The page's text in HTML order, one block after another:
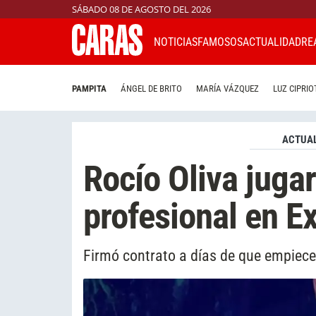
SÁBADO 08 DE AGOSTO DEL 2026
NOTICIASFAMOSOSACTUALIDAD
PAMPITA ÁNGEL DE BRITO MARÍA VÁZQUEZ LUZ
Rocío Oliva
profesional en
Firmó contrato a días de que